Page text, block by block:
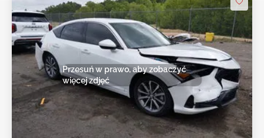
Przesuń w prawo, aby zobaczyć
więcej zdjęć